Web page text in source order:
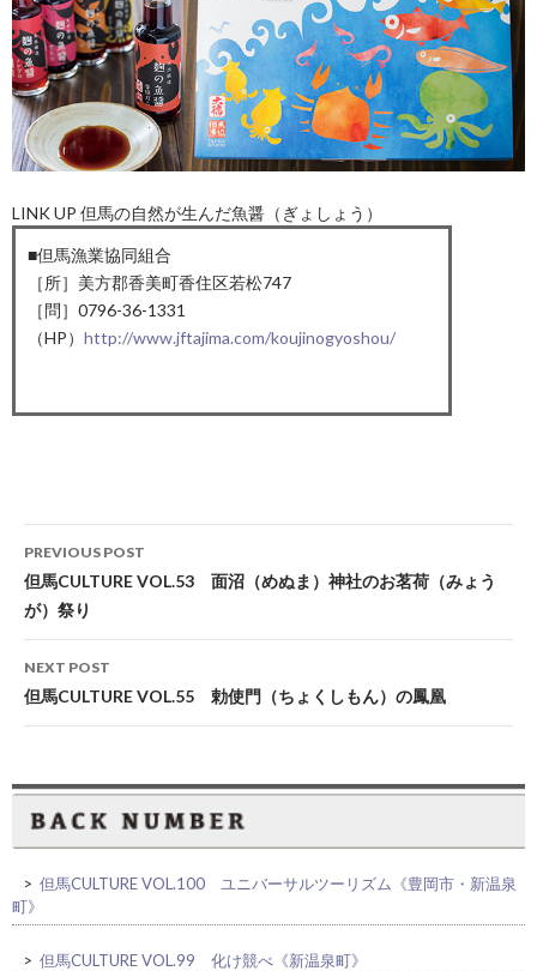
LINK UP 但馬の自然が生んだ魚醤（ぎょしょう）
■但馬漁業協同組合
［所］美方郡香美町香住区若松747
［問］0796-36-1331
（HP） http://www.jftajima.com/koujinogyoshou/
Post
navigation
PREVIOUS POST
但馬CULTURE VOL.53 面沼（めぬま）神社のお茗荷（みょう
が）祭り
NEXT POST
但馬CULTURE VOL.55 勅使門（ちょくしもん）の鳳凰
> 但馬CULTURE VOL.100 ユニバーサルツーリズム《豊岡市・新温泉
町》
> 但馬CULTURE VOL.99 化け競べ《新温泉町》